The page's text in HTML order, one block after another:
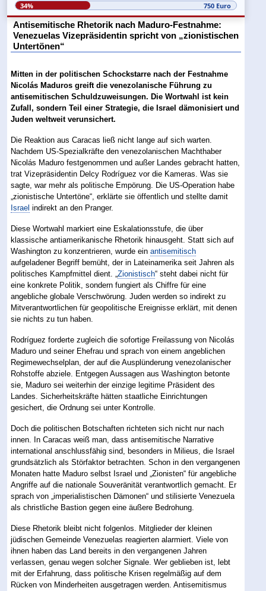
34% 750 Euro
Antisemitische Rhetorik nach Maduro-Festnahme:
Venezuelas Vizepräsidentin spricht von „zionistischen
Untertönen“
Mitten in der politischen Schockstarre nach der Festnahme
Nicolás Maduros greift die venezolanische Führung zu
antisemitischen Schuldzuweisungen. Die Wortwahl ist kein
Zufall, sondern Teil einer Strategie, die Israel dämonisiert und
Juden weltweit verunsichert.
Die Reaktion aus Caracas ließ nicht lange auf sich warten.
Nachdem US-Spezialkräfte den venezolanischen Machthaber
Nicolás Maduro festgenommen und außer Landes gebracht hatten,
trat Vizepräsidentin Delcy Rodríguez vor die Kameras. Was sie
sagte, war mehr als politische Empörung. Die US-Operation habe
„zionistische Untertöne“, erklärte sie öffentlich und stellte damit
Israel indirekt an den Pranger.
Diese Wortwahl markiert eine Eskalationsstufe, die über
klassische antiamerikanische Rhetorik hinausgeht. Statt sich auf
Washington zu konzentrieren, wurde einantisemitisch
aufgeladener Begriff bemüht, der in Lateinamerika seit Jahren als
politisches Kampfmittel dient. „Zionistisch“ steht dabei nicht für
eine konkrete Politik, sondern fungiert als Chiffre für eine
angebliche globale Verschwörung. Juden werden so indirekt zu
Mitverantwortlichen für geopolitische Ereignisse erklärt, mit denen
sie nichts zu tun haben.
Rodríguez forderte zugleich die sofortige Freilassung von Nicolás
Maduro und seiner Ehefrau und sprach von einem angeblichen
Regimewechselplan, der auf die Ausplünderung venezolanischer
Rohstoffe abziele. Entgegen Aussagen aus Washington betonte
sie, Maduro sei weiterhin der einzige legitime Präsident des
Landes. Sicherheitskräfte hätten staatliche Einrichtungen
gesichert, die Ordnung sei unter Kontrolle.
Doch die politischen Botschaften richteten sich nicht nur nach
innen. In Caracas weiß man, dass antisemitische Narrative
international anschlussfähig sind, besonders in Milieus, die Israel
grundsätzlich als Störfaktor betrachten. Schon in den vergangenen
Monaten hatte Maduro selbst Israel und „Zionisten“ für angebliche
Angriffe auf die nationale Souveränität verantwortlich gemacht. Er
sprach von „imperialistischen Dämonen“ und stilisierte Venezuela
als christliche Bastion gegen eine äußere Bedrohung.
Diese Rhetorik bleibt nicht folgenlos. Mitglieder der kleinen
jüdischen Gemeinde Venezuelas reagierten alarmiert. Viele von
ihnen haben das Land bereits in den vergangenen Jahren
verlassen, genau wegen solcher Signale. Wer geblieben ist, lebt
mit der Erfahrung, dass politische Krisen regelmäßig auf dem
Rücken von Minderheiten ausgetragen werden. Antisemitismus